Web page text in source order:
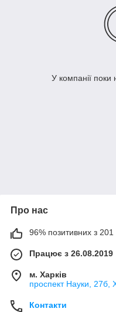
У компанії поки
Про нас
96% позитивних з 201
Працює з 26.08.2019
м. Харків
проспект Науки, 27б,
Контакти